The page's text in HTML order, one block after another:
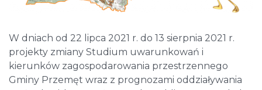
W dniach od 22 lipca 2021 r. do 13 sierpnia 2021 r.
projekty zmiany Studium uwarunkowań i
kierunków zagospodarowania przestrzennego
Gminy Przemęt wraz z prognozami oddziaływania